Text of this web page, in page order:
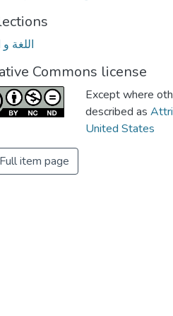
اللغة
Commons license
Except where
described as
United States
Full item page